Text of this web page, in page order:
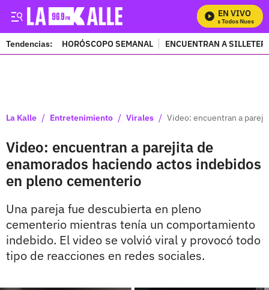
EN VIVO
Mira Todos Nuestros
Tendencias: HORÓSCOPO SEMANAL ENCUENTRAN A
La Kalle / Entretenimiento / Virales / Video: encuentran a
Video: encuentran a parejita de
enamorados haciendo actos indebidos
en pleno cementerio
Una pareja fue descubierta en pleno
cementerio mientras tenía un comportamiento
indebido. El video se volvió viral y provocó todo
tipo de reacciones en redes sociales.